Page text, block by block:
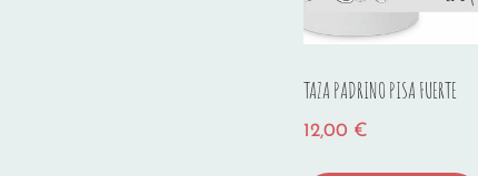
TAZA PADRINO PISA FUERTE
12,00 €